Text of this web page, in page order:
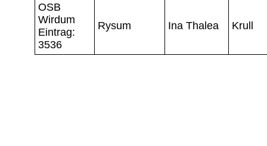
OSB
Wirdum
Eintrag:
3536
Rysum Ina Thalea Krull